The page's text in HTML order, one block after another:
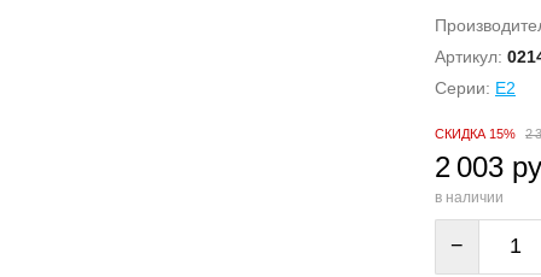
Артикул:
Серии: E2
СКИДКА 15% 2
2 003
в наличии
−